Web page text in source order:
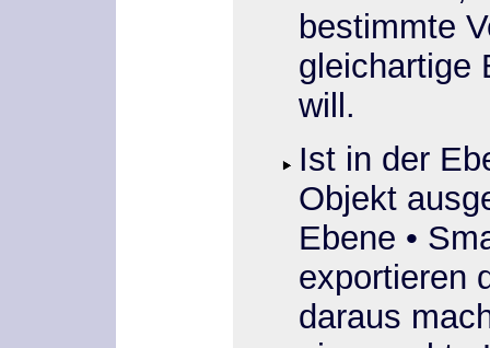
bestimmte
gleichartige
will.
Ist in der
Objekt
Ebene •
exportieren
daraus